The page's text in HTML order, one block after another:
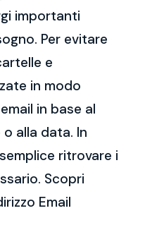
importanti
Per evitare
e
in modo
in base al
alla data. In
ritrovare i
Scopri
Email